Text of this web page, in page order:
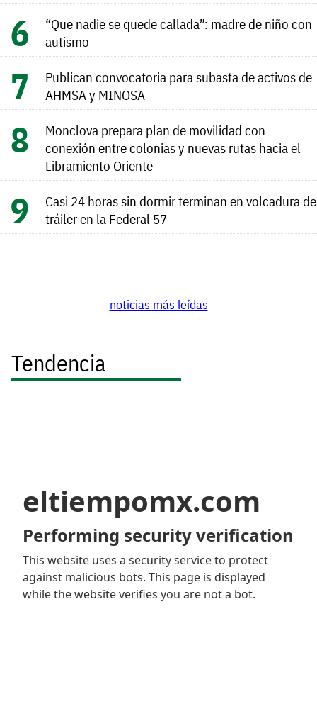
“Que nadie se quede callada”: madre de niño con
autismo
Publican convocatoria para subasta de activos de
AHMSA y MINOSA
Monclova prepara plan de movilidad con
conexión entre colonias y nuevas rutas hacia el
Libramiento Oriente
Casi 24 horas sin dormir terminan en volcadura de
tráiler en la Federal 57
noticias más leídas
Tendencia